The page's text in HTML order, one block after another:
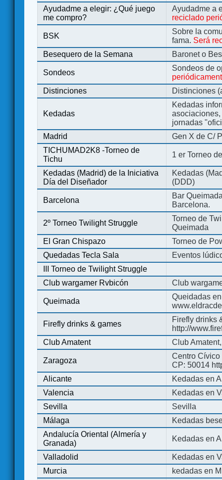
Ayudadme a elegir: ¿Qué juego
me compro?
Ayudadme a
reciclado
BSK
Sobre la
fama. Será
Besequero de la Semana
Baronet o
Sondeos
Sondeos de
Distinciones
Distinciones
Kedadas
Kedadas
jornadas
Madrid
Gen X de C/
TICHUMAD2K8 -Torneo de
Tichu
1 er Torneo
Kedadas (Madrid) de la Iniciativa
Día del Diseñador
Kedadas
(DDD)
Barcelona
Bar
Barcelona.
2º Torneo Twilight Struggle
Torneo de
Queimada
El Gran Chispazo
Torneo de
Quedadas Tecla Sala
Eventos
III Torneo de Twilight Struggle
Club wargamer Rvbicón
Club
Queimada
Queidadas
Firefly drinks & games
Firefly drinks
http://
Club Amatent
Club
Zaragoza
Centro Cívico
CP: 50014
Alicante
Kedadas en
Valencia
Kedadas en
Sevilla
Sevilla
Málaga
Kedadas
Andalucía Oriental (Almería y
Granada)
Kedadas en
Valladolid
Kedadas en
Murcia
kedadas en